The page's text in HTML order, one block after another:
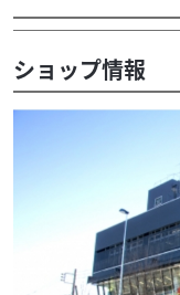
ショップ情報